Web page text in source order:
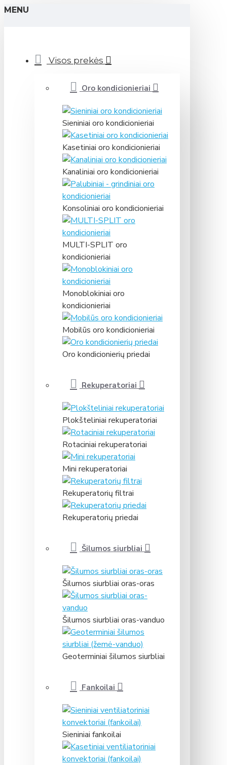
MENU
Visos prekės
Oro kondicionieriai
Sieniniai oro kondicionieriai
Kasetiniai oro kondicionieriai
Kanaliniai oro kondicionieriai
Konsoliniai oro kondicionieriai
MULTI-SPLIT oro
kondicionieriai
Monoblokiniai oro
kondicionieriai
Mobilūs oro kondicionieriai
Oro kondicionierių priedai
Rekuperatoriai
Plokšteliniai rekuperatoriai
Rotaciniai rekuperatoriai
Mini rekuperatoriai
Rekuperatorių filtrai
Rekuperatorių priedai
Šilumos siurbliai
Šilumos siurbliai oras-oras
Šilumos siurbliai oras-vanduo
Geoterminiai šilumos siurbliai
Fankoilai
Sieniniai fankoilai